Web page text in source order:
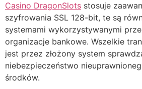
panel
panel
panel
panel
Casino DragonSlots stosuje
szyfrowania SSL 128-bit, te są
systemami wykorzystywanymi
organizacje bankowe. Wszelkie
jest przez złożony system
niebezpieczeństwo
środków.